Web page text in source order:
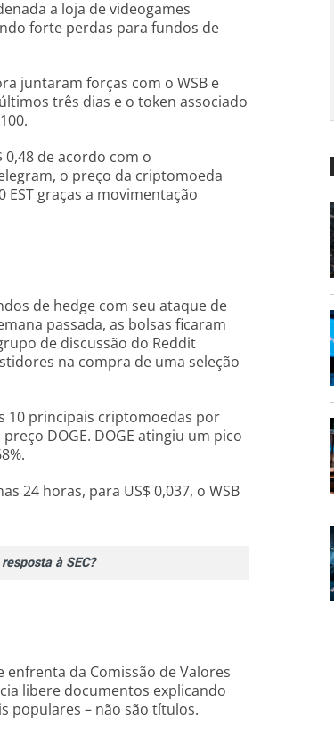
a loja de videogames
forte perdas para fundos de
juntaram forças com o WSB e
três dias e o token associado
0,48 de acordo com o
o preço da criptomoeda
graças a movimentação
de hedge com seu ataque de
passada, as bolsas ficaram
de discussão do Reddit
na compra de uma seleção
10 principais criptomoedas por
DOGE. DOGE atingiu um pico
24 horas, para US$ 0,037, o WSB
à SEC?
da Comissão de Valores
libere documentos explicando
populares – não são títulos.